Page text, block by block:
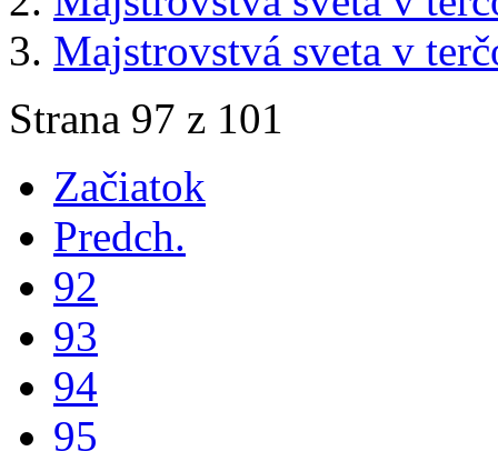
Majstrovstvá sveta v
Strana 97 z 101
Začiatok
Predch.
92
93
94
95